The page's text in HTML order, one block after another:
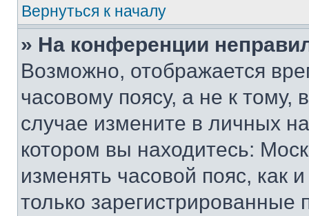
Вернуться к началу
» На конференции
Возможно, отображается
часовому поясу, а не к тому,
случае измените в личных
котором вы находитесь:
изменять часовой пояс, как
только